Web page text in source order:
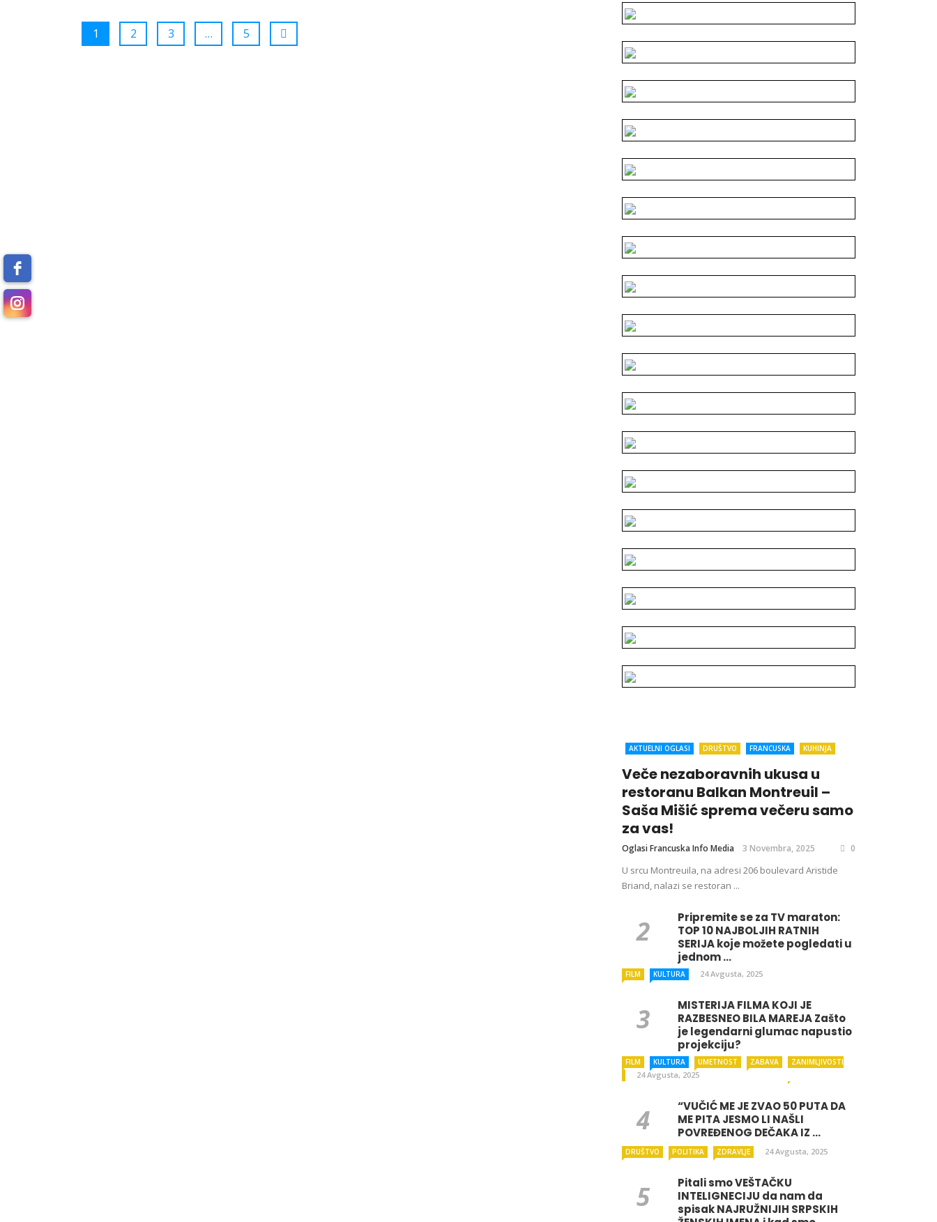
1 2 3 … 5
AKTUELNI OGLASI DRUŠTVO FRANCUSKA KUHINJA
Veče nezaboravnih ukusa u
restoranu Balkan Montreuil –
Saša Mišić sprema večeru samo
za vas!
Oglasi Francuska Info Media 3 Novembra, 2025 0
U srcu Montreuila, na adresi 206 boulevard Aristide
Briand, nalazi se restoran ...
Pripremite se za TV maraton:
TOP 10 NAJBOLJIH RATNIH
SERIJA koje možete pogledati u
jednom ...
FILM KULTURA 24 Avgusta, 2025
MISTERIJA FILMA KOJI JE
RAZBESNEO BILA MAREJA Zašto
je legendarni glumac napustio
projekciju?
FILM KULTURA UMETNOST ZABAVA ZANIMLJIVOSTI
24 Avgusta, 2025
“VUČIĆ ME JE ZVAO 50 PUTA DA
ME PITA JESMO LI NAŠLI
POVREĐENOG DEČAKA IZ ...
DRUŠTVO POLITIKA ZDRAVLJE 24 Avgusta, 2025
Pitali smo VEŠTAČKU
INTELIGNECIJU da nam da
spisak NAJRUŽNIJIH SRPSKIH